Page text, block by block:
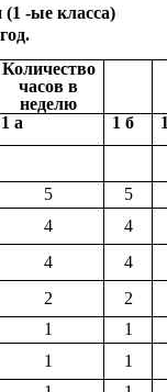
-ые класса)
Количество
часов в
неделю
1 а
1 б
5
5
4
4
4
4
2
2
1
1
1
1